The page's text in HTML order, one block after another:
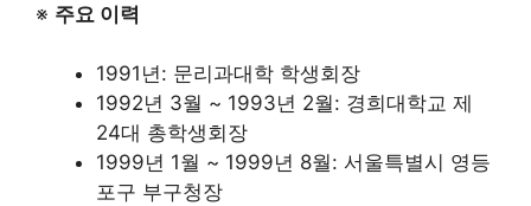
※ 주요 이력
1991년: 문리과대학 학생회장
1992년 3월 ~ 1993년 2월: 경희대학교 제
24대 총학생회장
1999년 1월 ~ 1999년 8월: 서울특별시 영등
포구 부구청장